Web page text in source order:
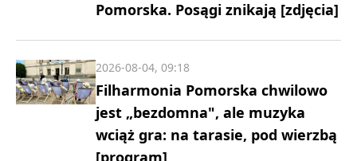
Pomorska. Posągi znikają [zdjęcia]
Filharmonia Pomorska chwilowo
jest „bezdomna", ale muzyka
wciąż gra: na tarasie, pod wierzbą
[program]
2026-08-04, 09:18